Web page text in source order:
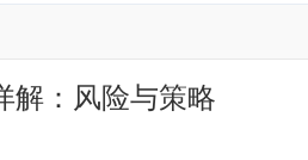
解：风险与策略